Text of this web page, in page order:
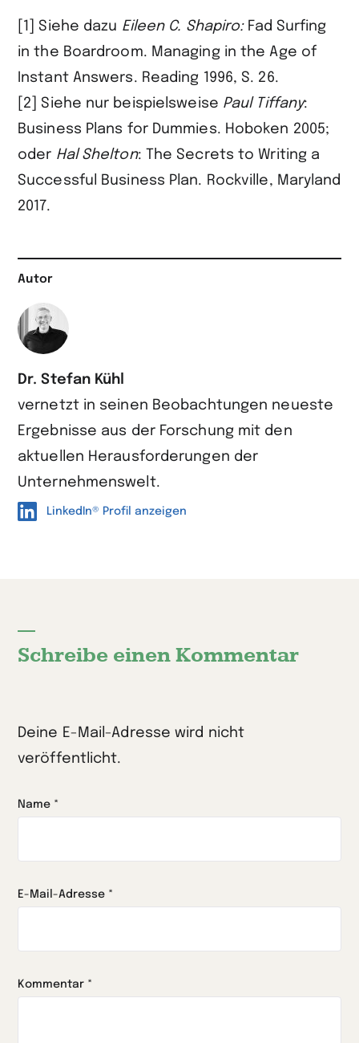
[1] Siehe dazu Eileen C. Shapiro: Fad Surfing
in the Boardroom. Managing in the Age of
Instant Answers. Reading 1996, S. 26.
[2] Siehe nur beispielsweise Paul Tiffany:
Business Plans for Dummies. Hoboken 2005;
oder Hal Shelton: The Secrets to Writing a
Successful Business Plan. Rockville, Maryland
2017.
Autor
Dr. Stefan Kühl
vernetzt in seinen Beobachtungen neueste
Ergebnisse aus der Forschung mit den
aktuellen Herausforderungen der
Unternehmenswelt.
LinkedIn® Profil anzeigen
Schreibe einen Kommentar
Deine E-Mail-Adresse wird nicht
veröffentlicht.
Name *
E-Mail-Adresse *
Kommentar *